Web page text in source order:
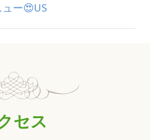
ー😍US
セス